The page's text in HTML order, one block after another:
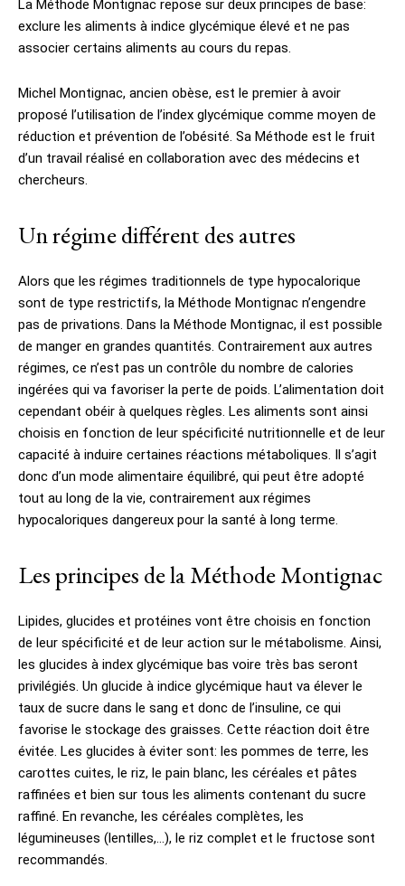
La Méthode Montignac repose sur deux principes de base:
exclure les aliments à indice glycémique élevé et ne pas
associer certains aliments au cours du repas.
Michel Montignac, ancien obèse, est le premier à avoir
proposé l’utilisation de l’index glycémique comme moyen de
réduction et prévention de l’obésité. Sa Méthode est le fruit
d’un travail réalisé en collaboration avec des médecins et
chercheurs.
Un régime différent des autres
Alors que les régimes traditionnels de type hypocalorique
sont de type restrictifs, la Méthode Montignac n’engendre
pas de privations. Dans la Méthode Montignac, il est possible
de manger en grandes quantités. Contrairement aux autres
régimes, ce n’est pas un contrôle du nombre de calories
ingérées qui va favoriser la perte de poids. L’alimentation doit
cependant obéir à quelques règles. Les aliments sont ainsi
choisis en fonction de leur spécificité nutritionnelle et de leur
capacité à induire certaines réactions métaboliques. Il s’agit
donc d’un mode alimentaire équilibré, qui peut être adopté
tout au long de la vie, contrairement aux régimes
hypocaloriques dangereux pour la santé à long terme.
Les principes de la Méthode Montignac
Lipides, glucides et protéines vont être choisis en fonction
de leur spécificité et de leur action sur le métabolisme. Ainsi,
les glucides à index glycémique bas voire très bas seront
privilégiés. Un glucide à indice glycémique haut va élever le
taux de sucre dans le sang et donc de l’insuline, ce qui
favorise le stockage des graisses. Cette réaction doit être
évitée. Les glucides à éviter sont: les pommes de terre, les
carottes cuites, le riz, le pain blanc, les céréales et pâtes
raffinées et bien sur tous les aliments contenant du sucre
raffiné. En revanche, les céréales complètes, les
légumineuses (lentilles,…), le riz complet et le fructose sont
recommandés.